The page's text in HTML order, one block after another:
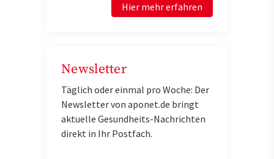
Hier mehr erfahren
Newsletter
Täglich oder einmal pro Woche: Der
Newsletter von aponet.de bringt
aktuelle Gesundheits-Nachrichten
direkt in Ihr Postfach.